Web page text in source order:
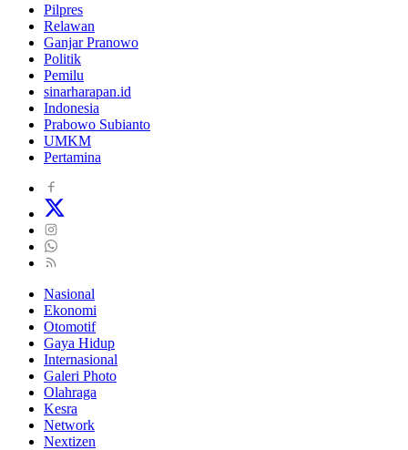
Pilpres
Relawan
Ganjar Pranowo
Politik
Pemilu
sinarharapan.id
Indonesia
Prabowo Subianto
UMKM
Pertamina
Nasional
Ekonomi
Otomotif
Gaya Hidup
Internasional
Galeri Photo
Olahraga
Kesra
Network
Nextizen